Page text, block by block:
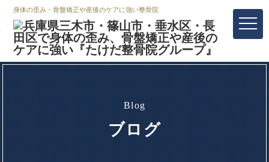
身体の歪み・骨盤矯正や産後のケアに強い整骨院
blog
ブログ